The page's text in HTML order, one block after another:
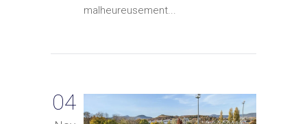
malheureusement...
04